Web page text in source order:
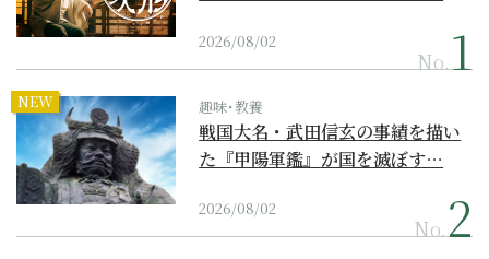
2026/08/02
No.
NEW 趣味･教養
戦国大名・武田信玄の事績を描い
た『甲陽軍鑑』が国を滅ぼす…
2026/08/02
No.